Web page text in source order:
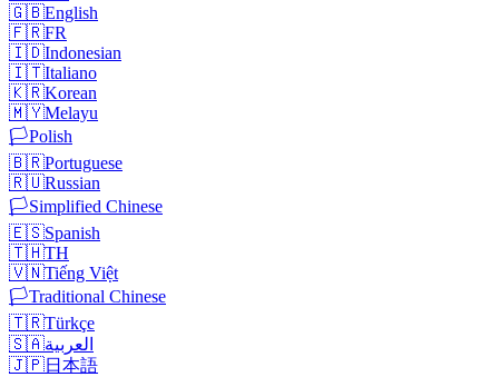
🇬🇧English
🇫🇷FR
🇮🇩Indonesian
🇮🇹Italiano
🇰🇷Korean
🇲🇾Melayu
🏳️Polish
🇧🇷Portuguese
🇷🇺Russian
🏳️Simplified Chinese
🇪🇸Spanish
🇹🇭TH
🇻🇳Tiếng Việt
🏳️Traditional Chinese
🇹🇷Türkçe
🇸🇦العربية
🇯🇵日本語